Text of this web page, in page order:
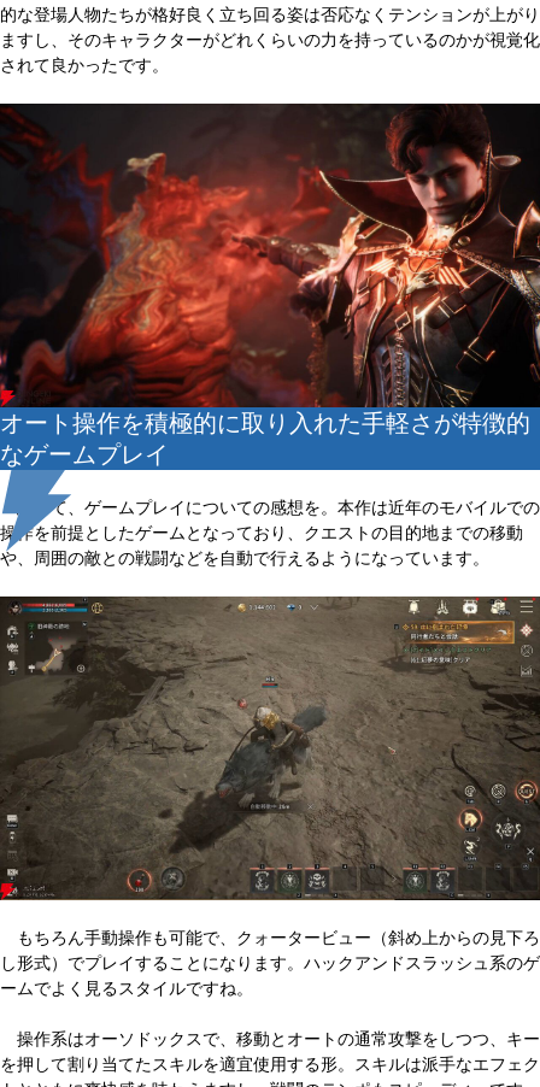
的な登場人物たちが格好良く立ち回る姿は否応なくテンションが上がり
ますし、そのキャラクターがどれくらいの力を持っているのかが視覚化
されて良かったです。
オート操作を積極的に取り入れた手軽さが特徴的
なゲームプレイ
続いて、ゲームプレイについての感想を。本作は近年のモバイルでの
操作を前提としたゲームとなっており、クエストの目的地までの移動
や、周囲の敵との戦闘などを自動で行えるようになっています。
もちろん手動操作も可能で、クォータービュー（斜め上からの見下ろ
し形式）でプレイすることになります。ハックアンドスラッシュ系のゲ
ームでよく見るスタイルですね。
操作系はオーソドックスで、移動とオートの通常攻撃をしつつ、キー
を押して割り当てたスキルを適宜使用する形。スキルは派手なエフェク